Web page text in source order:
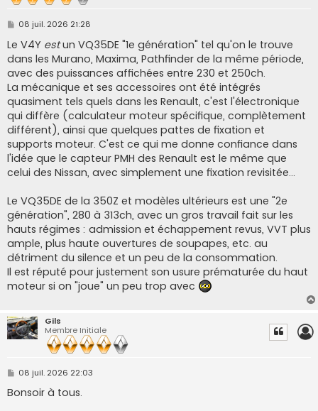
M
s
s
a
g
e
08 juil. 2026 21:28
Le V4Y estun VQ35DE "1e génération" tel qu'on le trouve
dans les Murano, Maxima, Pathfinder de la même période,
avec des puissances affichées entre 230 et 250ch.
La mécanique et ses accessoires ont été intégrés
quasiment tels quels dans les Renault, c'est l'électronique
qui diffère (calculateur moteur spécifique, complètement
différent), ainsi que quelques pattes de fixation et
supports moteur. C'est ce qui me donne confiance dans
l'idée que le capteur PMH des Renault est le même que
celui des Nissan, avec simplement une fixation revisitée...
Le VQ35DE de la 350Z et modèles ultérieurs est une "2e
génération", 280 à 313ch, avec un gros travail fait sur les
hauts régimes : admission et échappement revus, VVT plus
ample, plus haute ouvertures de soupapes, etc. au
détriment du silence et un peu de la consommation.
Il est réputé pour justement son usure prématurée du haut
moteur si on "joue" un peu trop avec
Gils
Membre Initiale
M
s
s
08 juil. 2026 22:03
Bonsoir à tous.